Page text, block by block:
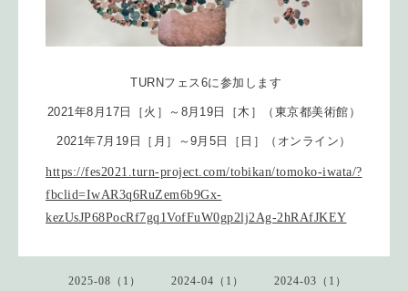
TURNフェス6に参加します
2021年8月17日［火］～8月19日［木］（東京都美術館）
2021年7月19日［月］～9月5日［日］（オンライン）
https://fes2021.turn-project.com/tobikan/tomoko-iwata/?
fbclid=IwAR3q6RuZem6b9Gx-
kezUsJP68PocRf7gq1VofFuW0gp2lj2Ag-2hRAfJKEY
2025-08（1） 2024-04（1） 2024-03（1）